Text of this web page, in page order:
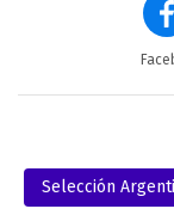
Selección